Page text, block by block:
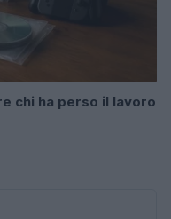
chi ha perso il lavoro